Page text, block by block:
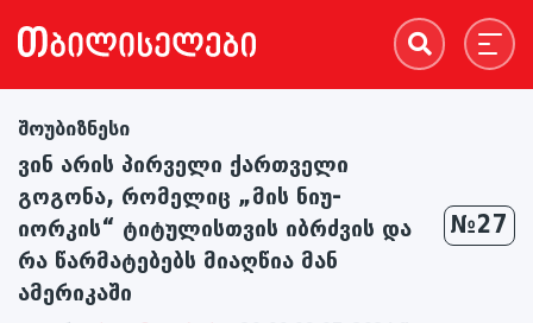
შოუბიზნესი
ვინ არის პირველი ქართველი
გოგონა, რომელიც „მის ნიუ-
იორკის“ ტიტულისთვის იბრძვის და
რა წარმატებებს მიაღწია მან
ამერიკაში
№27